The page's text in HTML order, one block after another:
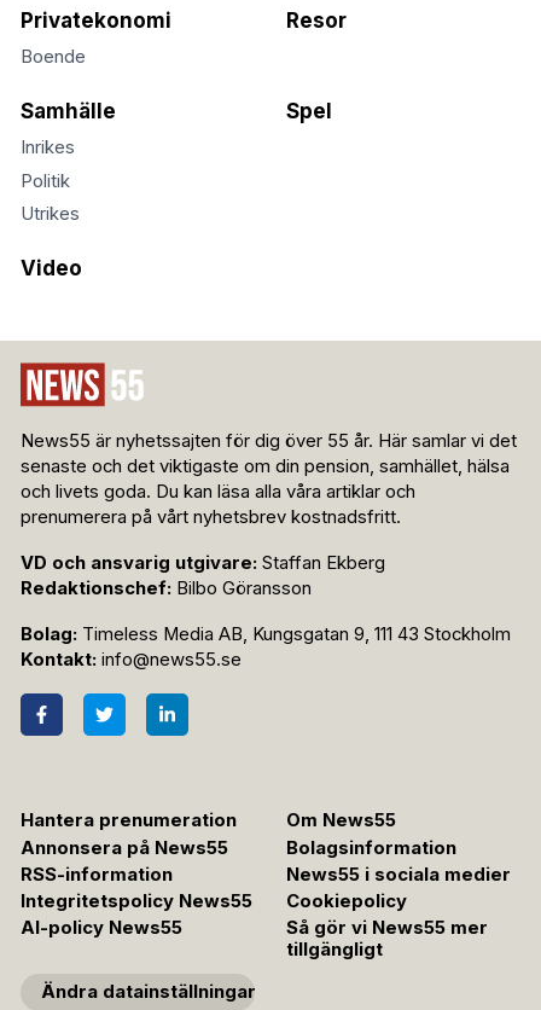
Privatekonomi
Boende
Resor
Samhälle
Inrikes
Politik
Utrikes
Spel
Video
News55 är nyhetssajten för dig över 55 år. Här samlar vi det
senaste och det viktigaste om din pension, samhället, hälsa
och livets goda. Du kan läsa alla våra artiklar och
prenumerera på vårt nyhetsbrev kostnadsfritt.
VD och ansvarig utgivare: Staffan Ekberg
Redaktionschef: Bilbo Göransson
Bolag: Timeless Media AB, Kungsgatan 9, 111 43 Stockholm
Kontakt: info@news55.se
Hantera prenumeration
Om News55
Annonsera på News55
Bolagsinformation
RSS-information
News55 i sociala medier
Integritetspolicy News55
Cookiepolicy
AI-policy News55
Så gör vi News55 mer
tillgängligt
Ändra datainställningar